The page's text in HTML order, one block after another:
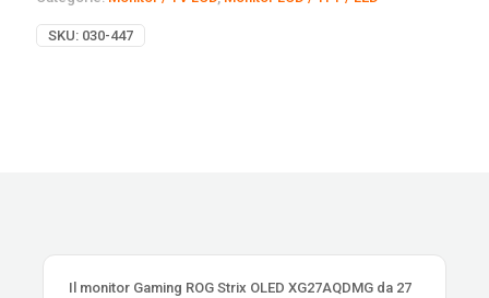
SKU: 030-447
Il monitor Gaming ROG Strix OLED XG27AQDMG da 27